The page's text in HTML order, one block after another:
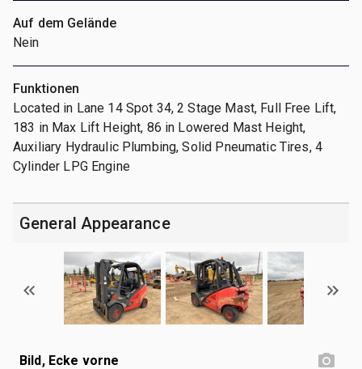
Auf dem Gelände
Nein
Funktionen
Located in Lane 14 Spot 34, 2 Stage Mast, Full Free Lift,
183 in Max Lift Height, 86 in Lowered Mast Height,
Auxiliary Hydraulic Plumbing, Solid Pneumatic Tires, 4
Cylinder LPG Engine
General Appearance
Bild, Ecke vorne